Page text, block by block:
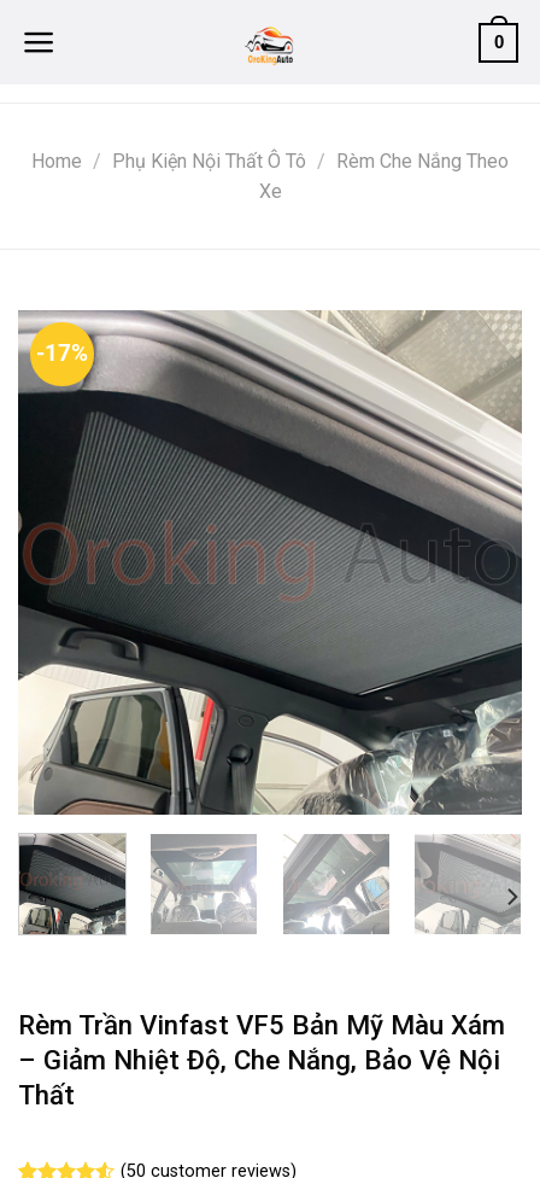
0
Home / Phụ Kiện Nội Thất Ô Tô / Rèm Che Nắng Theo
Xe
-17%
Rèm Trần Vinfast VF5 Bản Mỹ Màu Xám
– Giảm Nhiệt Độ, Che Nắng, Bảo Vệ Nội
Thất
(50 customer reviews)